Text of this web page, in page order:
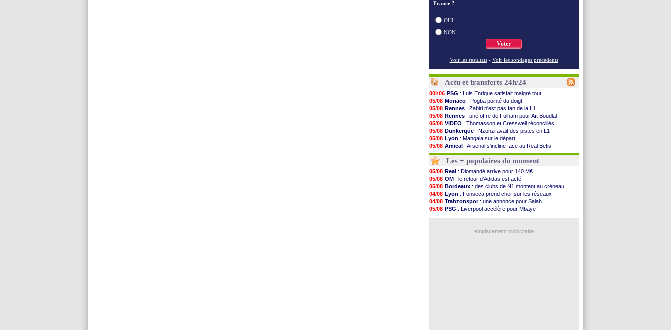
France ?
OUI
NON
Voter
Voir les resultats - Voir les sondages précédents
Actu et transferts 24h/24
00h06 PSG : Luis Enrique satisfait malgré tout
05/08 Monaco : Pogba pointé du doigt
05/08 Rennes : Zabiri n'est pas fan de la L1
05/08 Rennes : une offre de Fulham pour Aït Boudlal
05/08 VIDEO : Thomasson et Cresswell réconciliés
05/08 Dunkerque : Nzonzi avait des pistes en L1
05/08 Lyon : Mangala sur le départ
05/08 Amical : Arsenal s'incline face au Real Betis
05/08 Amical: lourde défaite pour le PSG
05/08
Man City: Maresca flou pour Reijnders
05/08 LdC: Fenerbahçe prend une belle option
05/08 Al-Diriyah: Mbemba arrive libre (officiel)
05/08 Atletico: le plan d'Alvarez à son retour
05/08 Amical: premier succès pour Brest
05/08 VIDEO: le joli but de Greenwood avec le Fener !
05/08 CdM 2030: une promesse d'Infantino au Maroc ...
05/08 PSG : la compo pour le premier match amical
: l'OM domine Al-Shahaniya
Les + populaires du moment
05/08 Real : Diomandé arrive pour 140 M€ !
05/08 OM : le retour d'Adidas est acté
05/08 Bordeaux : des clubs de N1 montent au créneau
04/08 Lyon : Fonseca prend cher sur les réseaux
04/08 Trabzonspor : une annonce pour Salah !
05/08 PSG : Liverpool accélère pour Mbaye
emplacement publicitaire